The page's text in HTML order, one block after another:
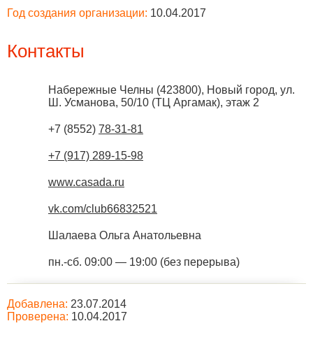
Год создания организации: 10.04.2017
Контакты
Набережные Челны (423800), Новый город, ул.
Ш. Усманова, 50/10 (ТЦ Аргамак), этаж 2
+7 (8552) 78-31-81
+7 (917) 289-15-98
www.casada.ru
vk.com/club66832521
Шалаева Ольга Анатольевна
пн.-сб. 09:00 — 19:00 (без перерыва)
Добавлена: 23.07.2014
Проверена: 10.04.2017